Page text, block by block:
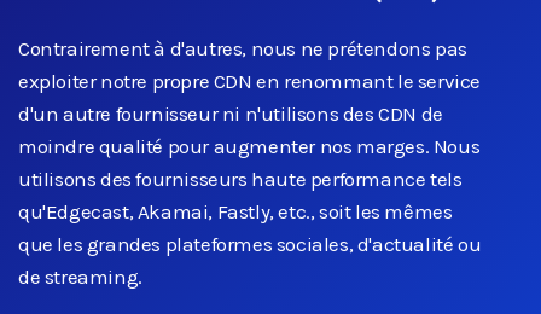
Contrairement à d'autres, nous ne prétendons pas
exploiter notre propre CDN en renommant le service
d'un autre fournisseur ni n'utilisons des CDN de
moindre qualité pour augmenter nos marges. Nous
utilisons des fournisseurs haute performance tels
qu'Edgecast, Akamai, Fastly, etc., soit les mêmes
que les grandes plateformes sociales, d'actualité ou
de streaming.